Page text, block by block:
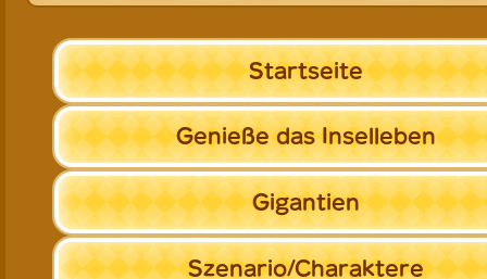
Startseite
Genießedas Inselleben
Gigantien
Szenario/Charaktere